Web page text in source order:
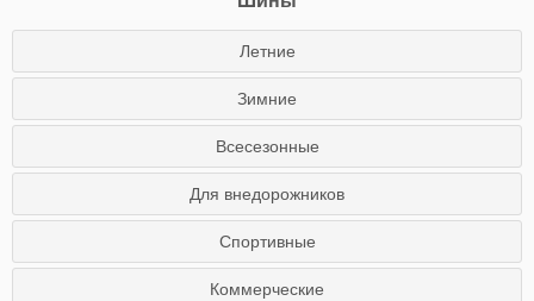
Летние
Зимние
Всесезонные
Для внедорожников
Спортивные
Коммерческие